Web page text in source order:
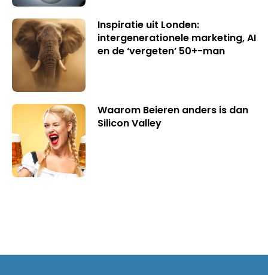
Inspiratie uit Londen:
intergenerationele marketing, AI
en de ‘vergeten’ 50+-man
Waarom Beieren anders is dan
Silicon Valley